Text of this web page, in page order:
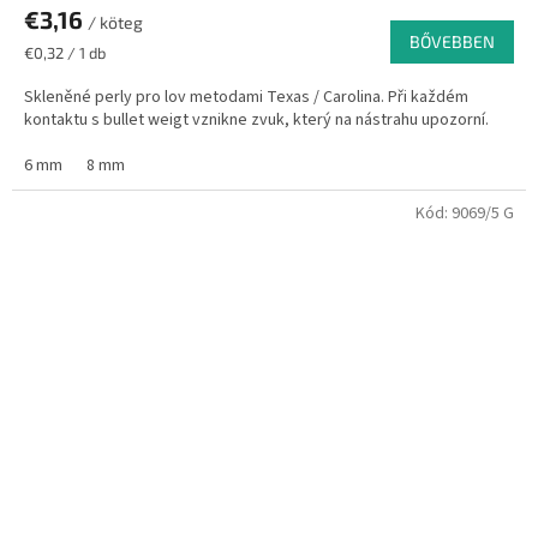
€3,16 / köteg
Egységár:
€0,32 / 1 db
BŐVEBBEN
Skleněné perly pro lov metodami Texas / Carolina. Při každém
kontaktu s bullet weigt vznikne zvuk, který na nástrahu upozorní.
6 mm
8 mm
Kód: 9069/5 G